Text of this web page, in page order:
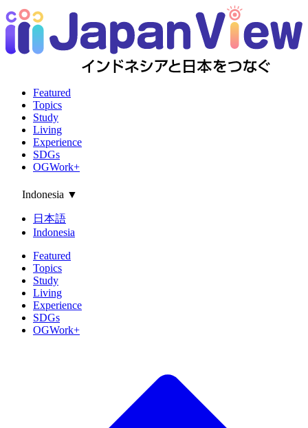
Featured
Topics
Study
Living
Experience
SDGs
OGWork+
Indonesia ▼
日本語
Indonesia
Featured
Topics
Study
Living
Experience
SDGs
OGWork+